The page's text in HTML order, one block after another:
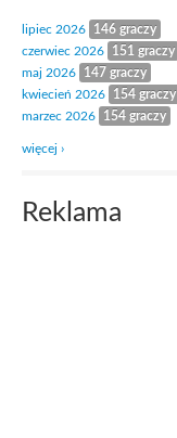
lipiec 2026
146 graczy
czerwiec 2026
151 graczy
maj 2026
147 graczy
kwiecień 2026
154 graczy
marzec 2026
154 graczy
więcej ›
Reklama